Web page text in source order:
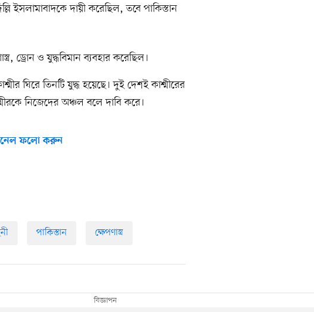
ইসলামাবাদকে দায়ী করেছিল, তবে পাকিস্তান
ড্রোন ও যুদ্ধবিমান ব্যবহার করেছিল।
ঘিরে তিনটি যুদ্ধ হয়েছে। দুই দেশই কাশ্মীরের
নিজেদের অঞ্চল বলে দাবি করে।
ফলো করুন
পাকিস্তান ক্ষেপণাস্ত্র